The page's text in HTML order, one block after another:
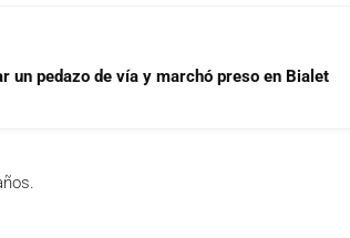
un pedazo de vía y marchó preso en Bialet